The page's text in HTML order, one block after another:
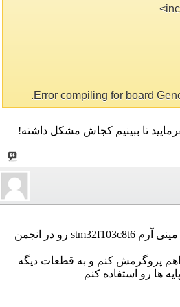
Error compiling for board
تا ببینیم کجاش مشکل داشته!
ممکنه نقشه شماتیک این برد مینی آرم stm32f103c8t6 رو در انجمن
پروگرمش کنم و به قطعات دیگه
ها رو استفاده کنم